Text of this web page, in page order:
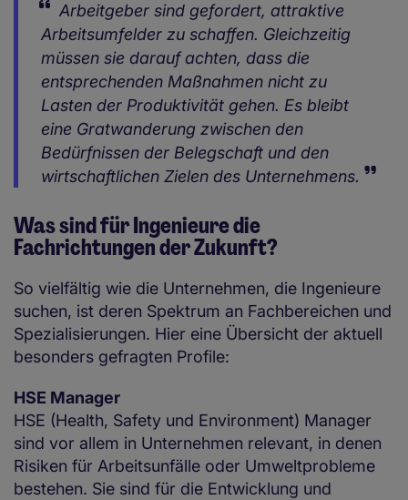
Arbeitgeber sind gefordert, attraktive
Arbeitsumfelder zu schaffen. Gleichzeitig
müssen sie darauf achten, dass die
entsprechenden Maßnahmen nicht zu
Lasten der Produktivität gehen. Es bleibt
eine Gratwanderung zwischen den
Bedürfnissen der Belegschaft und den
wirtschaftlichen Zielen des Unternehmens.
Was sind für Ingenieure die
Fachrichtungen der Zukunft?
So vielfältig wie die Unternehmen, die Ingenieure
suchen, ist deren Spektrum an Fachbereichen und
Spezialisierungen. Hier eine Übersicht der aktuell
besonders gefragten Profile:
HSE Manager
HSE (Health, Safety und Environment) Manager
sind vor allem in Unternehmen relevant, in denen
Risiken für Arbeitsunfälle oder Umweltprobleme
bestehen. Sie sind für die Entwicklung und